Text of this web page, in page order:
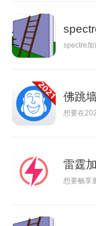
spectre加
佛跳
想要在
雷霆
想要畅享